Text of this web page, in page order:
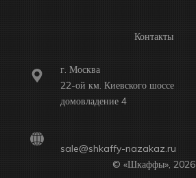
Контакты
г. Москва
22-ой км. Киевского шоссе
домовладение 4
sale@shkaffy-nazakaz.ru
© «Шкаффы», 2026